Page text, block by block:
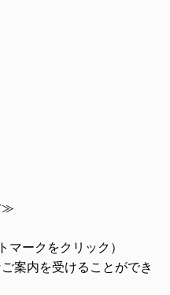
≫
マークをクリック）
案内を受けることができ